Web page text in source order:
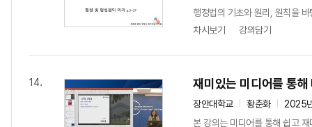
행정법의 기초와 원리, 원칙을
차시보기
강의담기
14. 재미있는 미디어를 통
장안대학교 황춘화
2025
본 강의는 미디어를 통해 쉽고